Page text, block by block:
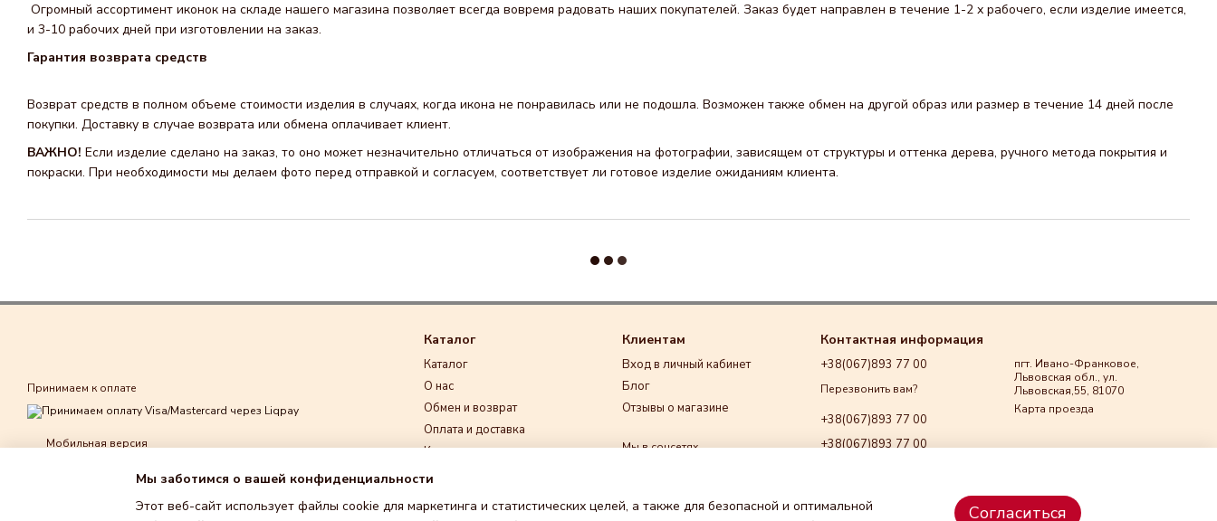
Огромный ассортимент иконок на складе нашего магазина позволяет всегда вовремя радовать наших покупателей. Заказ будет направлен в течение 1-2 х рабочего, если изделие имеется,
и 3-10 рабочих дней при изготовлении на заказ.
Гарантия возврата средств
Возврат средств в полном объеме стоимости изделия в случаях, когда икона не понравилась или не подошла. Возможен также обмен на другой образ или размер в течение 14 дней после
покупки. Доставку в случае возврата или обмена оплачивает клиент.
ВАЖНО! Если изделие сделано на заказ, то оно может незначительно отличаться от изображения на фотографии, зависящем от структуры и оттенка дерева, ручного метода покрытия и
покраски. При необходимости мы делаем фото перед отправкой и согласуем, соответствует ли готовое изделие ожиданиям клиента.
Принимаем к оплате
Мобильная версия
Каталог
Каталог
О нас
Обмен и возврат
Оплата и доставка
Контакты
Договор публичной оферты
соглашение
Клиентам
Вход в личный кабинет
Блог
Отзывы о магазине
Мы в соцсетях
Контактная информация
+38(067)893 77 00
Перезвонить вам?
+38(067)893 77 00
+38(067)893 77 00
kozakworkshopua@gmail.com
пгт. Ивано-Франковое,
Львовская обл., ул.
Львовская,55, 81070
Карта проезда
Мы заботимся о вашей конфиденциальности
Этот веб-сайт использует файлы cookie для маркетинга и статистических целей, а также для безопасной и оптимальной
Согласиться